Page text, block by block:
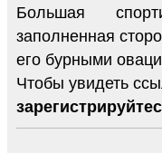
Большая
заполненная
его бурными
Чтобы увидеть